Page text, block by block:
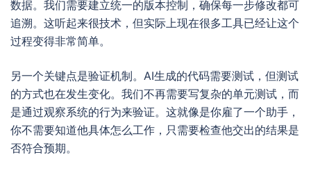
数据。我们需要建立统一的版本控制，确保每一步修改都可
追溯。这听起来很技术，但实际上现在很多工具已经让这个
过程变得非常简单。
另一个关键点是验证机制。AI生成的代码需要测试，但测试
的方式也在发生变化。我们不再需要写复杂的单元测试，而
是通过观察系统的行为来验证。这就像是你雇了一个助手，
你不需要知道他具体怎么工作，只需要检查他交出的结果是
否符合预期。